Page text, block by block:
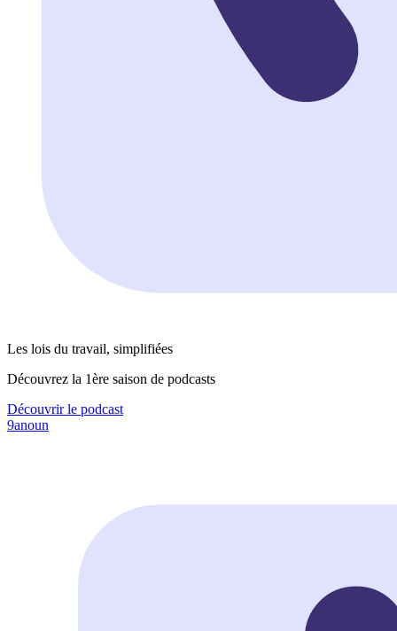
Les lois du travail, simplifiées
Découvrez la 1ère saison de podcasts
Découvrir le podcast
9anoun